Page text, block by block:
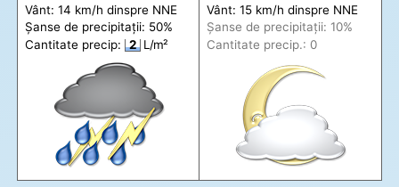
Vânt: 14 km/h dinspre NNE
Șanse de precipitații: 50%
Cantitate precip:
2 L/m²
Vânt: 15 km/h dinspre NNE
Șanse de precipitații: 10%
Cantitate precip.: 0